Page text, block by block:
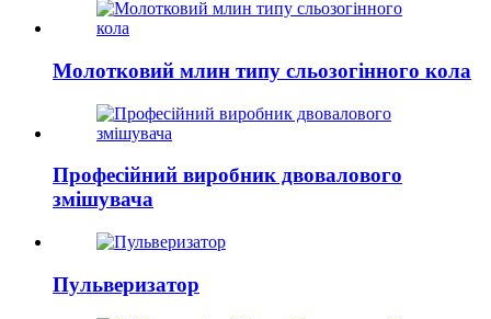
Молотковий млин типу сльозогінного кола
Професійний виробник двовалового
змішувача
Пульверизатор